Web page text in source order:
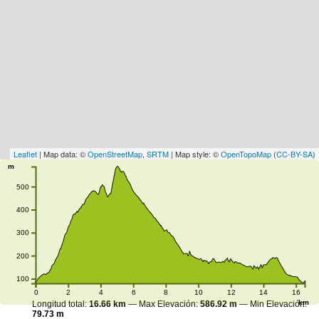
Leaflet | Map data: ©OpenStreetMap, SRTM | Map style: ©OpenTopoMap (CC-BY-SA)
0 2 4 6 8 10 12 14 16
km
100
200
300
400
500
m
Longitud total:16.66 km—Max Elevación:586.92 m—Min Elevación:
79.73 m